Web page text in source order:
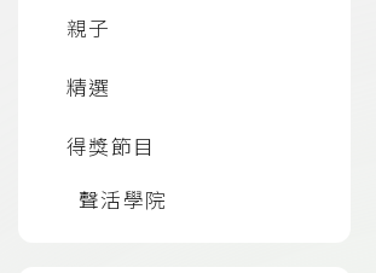
親子
精選
得獎節目
聲活學院